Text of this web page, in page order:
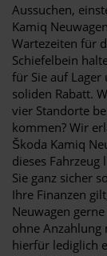
Aussuchen,
Kamiq
Wartezeiten für
Schiefelbein
für Sie auf
soliden Rabatt.
vier Standorte
kommen? Wir
Škoda Kamiq
dieses Fahrzeug
Sie ganz sicher
Ihre Finanzen
Neuwagen
ohne Anzahlung
hierfür lediglich